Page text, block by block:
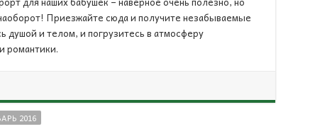
Приезжайте сюда и получите незабываемые
душой и телом, и погрузитесь в атмосферу
романтики.
2016